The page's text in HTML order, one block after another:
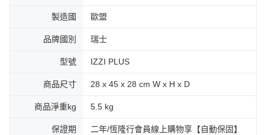
製造國 歐盟
品牌國別 瑞士
型號 IZZI PLUS
商品尺寸 28 x 45 x 28 cm W x H x D
商品淨重kg 5.5 kg
保證期
二年/恆隆行會員線上購物享【自動保固】